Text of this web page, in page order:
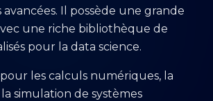
avancées. Il possède une grande
une riche bibliothèque de
pour la data science.
pour les calculs numériques, la
simulation de systèmes